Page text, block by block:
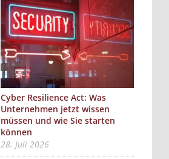
Cyber Resilience Act: Was
Unternehmen jetzt wissen
müssen und wie Sie starten
können
28. Juli 2026